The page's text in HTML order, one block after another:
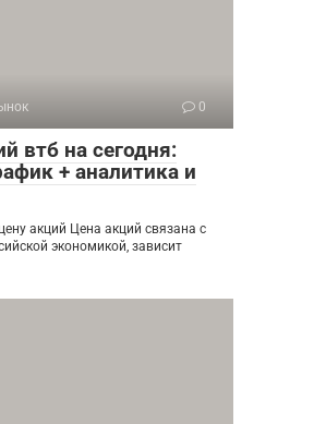
0
втб на сегодня:
+ аналитика и
акций Цена акций связана с
экономикой, зависит